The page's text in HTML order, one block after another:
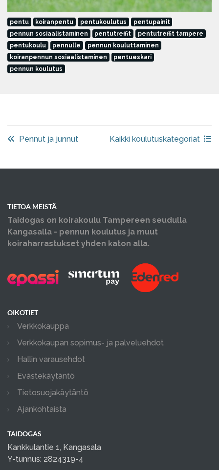
pentu koiranpentu pentukoulutus
pentupainit
pennun sosiaalistaminen
pentutreffit
pentutreffit tampere
pentukoulu
pennulle
pennun kouluttaminen
koiranpennun sosiaalistaminen
pentueskari
pennun koulutus
Pennut ja junnut Kaikki koulutuskategoriat
TIETOA MEISTÄ
Taidogas on koirakoulu Tampereen seudulla
Kangasalla - pennun koulutus ja muut
koiraharrastukset yhden katon alla.
OIKOTIET
Verkkokauppa
Verkkokaupan sopimus- ja palveluehdot
Hallin varausehdot
Evästekäytäntö
Tietosuojakäytäntö
Ajankohtaista
TAIDOGAS
Kankkulantie 1, Kangasala
Y-tunnus: 2824319-4